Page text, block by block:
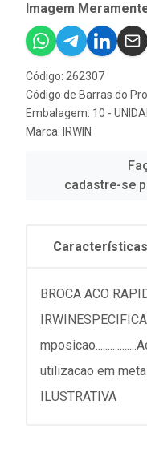
Imagem
Código: 262307
Código de Barras do
Embalagem: 10 -
Marca: IRWIN
cadastre-se
Características
BROCA ACO
utilizacao em
ILUSTRATIVA